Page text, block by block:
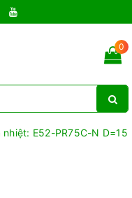
0
nhiệt: E52-PR75C-N D=15